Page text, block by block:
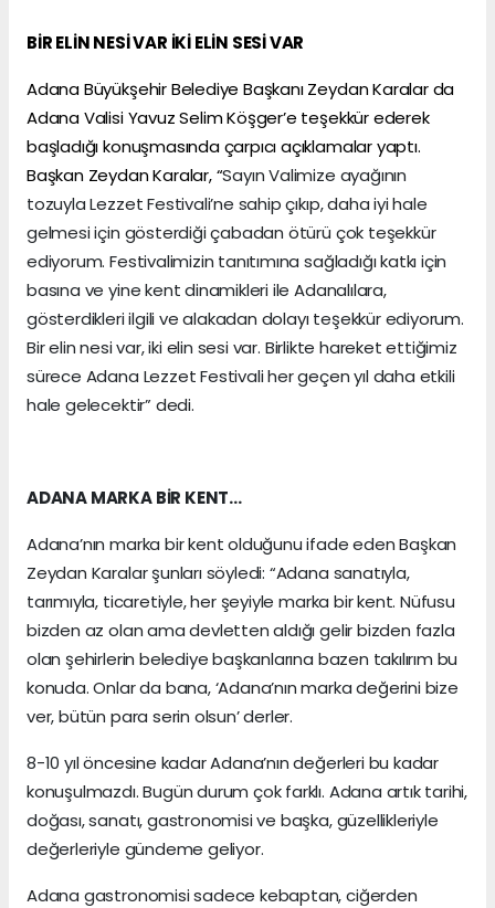
BİR ELİN NESİ VAR İKİ ELİN SESİ VAR
Adana Büyükşehir Belediye Başkanı Zeydan Karalar da
Adana Valisi Yavuz Selim Köşger’e teşekkür ederek
başladığı konuşmasında çarpıcı açıklamalar yaptı.
Başkan Zeydan Karalar, “Sayın Valimize ayağının
tozuyla Lezzet Festivali’ne sahip çıkıp, daha iyi hale
gelmesi için gösterdiği çabadan ötürü çok teşekkür
ediyorum. Festivalimizin tanıtımına sağladığı katkı için
basına ve yine kent dinamikleri ile Adanalılara,
gösterdikleri ilgili ve alakadan dolayı teşekkür ediyorum.
Bir elin nesi var, iki elin sesi var. Birlikte hareket ettiğimiz
sürece Adana Lezzet Festivali her geçen yıl daha etkili
hale gelecektir” dedi.
ADANA MARKA BİR KENT…
Adana’nın marka bir kent olduğunu ifade eden Başkan
Zeydan Karalar şunları söyledi: “Adana sanatıyla,
tarımıyla, ticaretiyle, her şeyiyle marka bir kent. Nüfusu
bizden az olan ama devletten aldığı gelir bizden fazla
olan şehirlerin belediye başkanlarına bazen takılırım bu
konuda. Onlar da bana, ‘Adana’nın marka değerini bize
ver, bütün para serin olsun’ derler.
8-10 yıl öncesine kadar Adana’nın değerleri bu kadar
konuşulmazdı. Bugün durum çok farklı. Adana artık tarihi,
doğası, sanatı, gastronomisi ve başka, güzellikleriyle
değerleriyle gündeme geliyor.
Adana gastronomisi sadece kebaptan, ciğerden